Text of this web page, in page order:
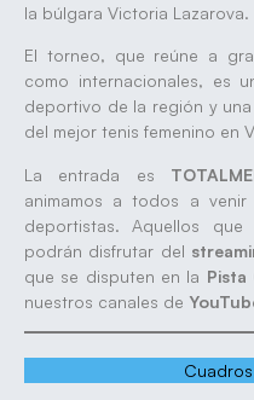
la búlgara Victoria Lazarova.
El torneo, que reúne a
como internacionales, es
deportivo de la región y
del mejor tenis femenino en
La entrada es
animamos a todos a
deportistas. Aquellos
podrán disfrutar del
que se disputen en la Pista
nuestros canales de